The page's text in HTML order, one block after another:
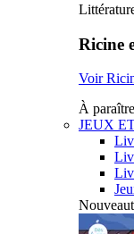
Ricine
Voir
À paraître
JEUX